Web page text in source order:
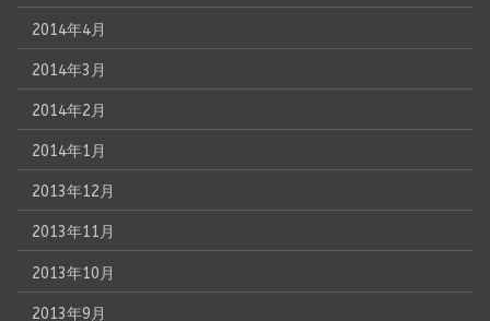
2014年4月
2014年3月
2014年2月
2014年1月
2013年12月
2013年11月
2013年10月
2013年9月